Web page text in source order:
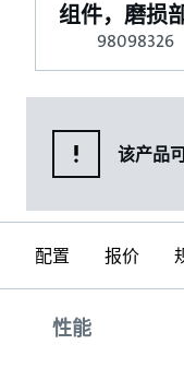
组件，磨损
98098326
该产品
配置 报价
性能